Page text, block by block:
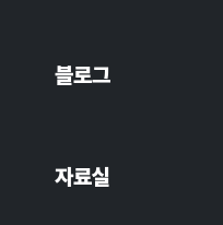
블로그
자료실